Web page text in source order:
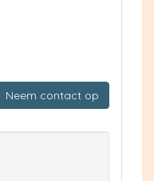
Neem contact op